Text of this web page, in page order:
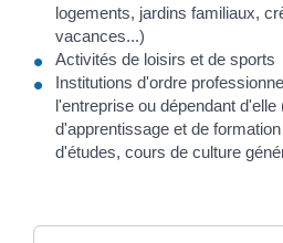
logements, jardins familiaux,
vacances...)
Activités de loisirs et de sports
Institutions d'ordre
l'entreprise ou dépendant
d'apprentissage et de
d'études, cours de culture